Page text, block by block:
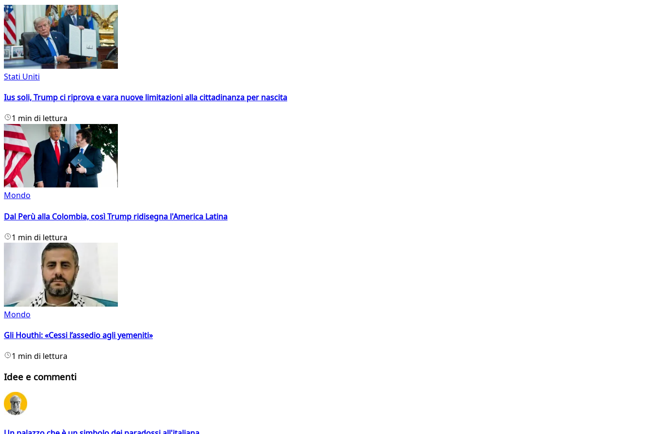
Stati Uniti
Ius soli, Trump ci riprova e vara nuove limitazioni alla cittadinanza per nascita
1 min di lettura
Mondo
Dal Perù alla Colombia, così Trump ridisegna l'America Latina
1 min di lettura
Mondo
Gli Houthi: «Cessi l’assedio agli yemeniti»
1 min di lettura
Idee e commenti